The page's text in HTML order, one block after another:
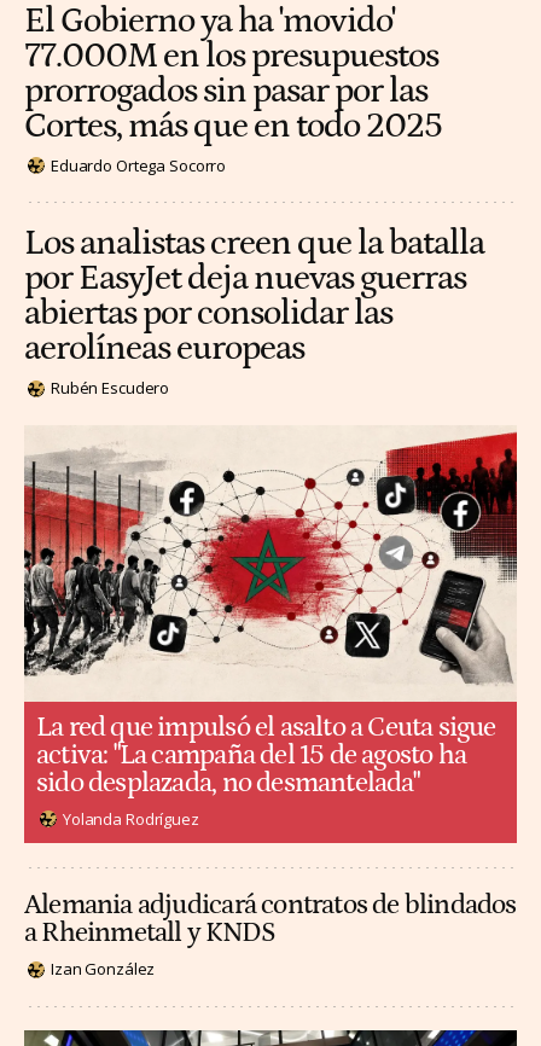
El Gobierno ya ha 'movido'
77.000M en los presupuestos
prorrogados sin pasar por las
Cortes, más que en todo 2025
Eduardo Ortega Socorro
Los analistas creen que la batalla
por EasyJet deja nuevas guerras
abiertas por consolidar las
aerolíneas europeas
Rubén Escudero
La red que impulsó el asalto a Ceuta sigue
activa: "La campaña del 15 de agosto ha
sido desplazada, no desmantelada"
Yolanda Rodríguez
Alemania adjudicará contratos de blindados
a Rheinmetall y KNDS
Izan González